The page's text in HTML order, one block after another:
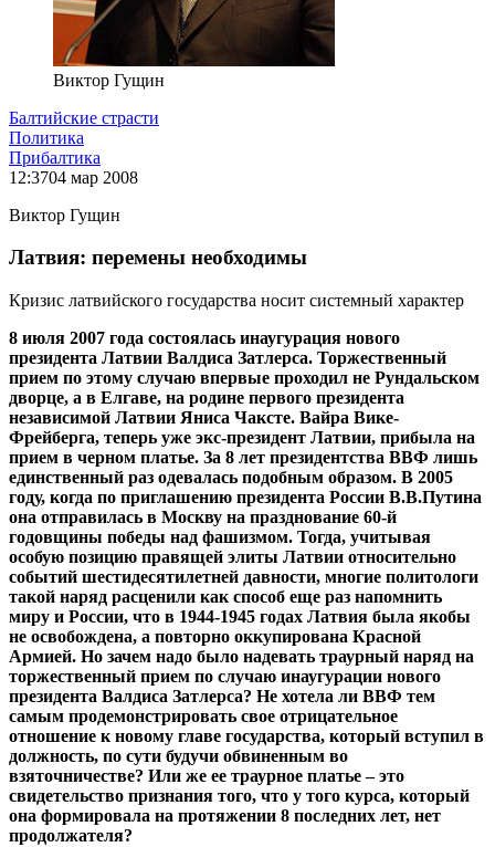
Виктор Гущин
Балтийские страсти
Политика
Прибалтика
12:3704 мар 2008
Виктор Гущин
Латвия: перемены необходимы
Кризис латвийского государства носит системный характер
8 июля 2007 года состоялась инаугурация нового
президента Латвии Валдиса Затлерса. Торжественный
прием по этому случаю впервые проходил не Рундальском
дворце, а в Елгаве, на родине первого президента
независимой Латвии Яниса Чаксте. Вайра Вике-
Фрейберга, теперь уже экс-президент Латвии, прибыла на
прием в черном платье. За 8 лет президентства ВВФ лишь
единственный раз одевалась подобным образом. В 2005
году, когда по приглашению президента России В.В.Путина
она отправилась в Москву на празднование 60-й
годовщины победы над фашизмом. Тогда, учитывая
особую позицию правящей элиты Латвии относительно
событий шестидесятилетней давности, многие политологи
такой наряд расценили как способ еще раз напомнить
миру и России, что в 1944-1945 годах Латвия была якобы
не освобождена, а повторно оккупирована Красной
Армией. Но зачем надо было надевать траурный наряд на
торжественный прием по случаю инаугурации нового
президента Валдиса Затлерса? Не хотела ли ВВФ тем
самым продемонстрировать свое отрицательное
отношение к новому главе государства, который вступил в
должность, по сути будучи обвиненным во
взяточничестве? Или же ее траурное платье – это
свидетельство признания того, что у того курса, который
она формировала на протяжении 8 последних лет, нет
продолжателя?